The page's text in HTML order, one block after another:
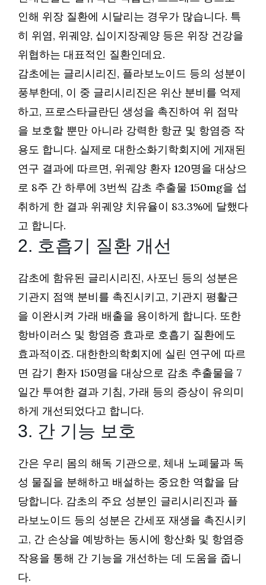
인해 위장 질환에 시달리는 경우가 많습니다. 특
히 위염, 위궤양, 십이지장궤양 등은 위장 건강을
위협하는 대표적인 질환인데요.
감초에는 글리시리진, 플라보노이드 등의 성분이
풍부한데, 이 중 글리시리진은 위산 분비를 억제
하고, 프로스타글란딘 생성을 촉진하여 위 점막
을 보호할 뿐만 아니라 강력한 항균 및 항염증 작
용도 합니다. 실제로 대한소화기학회지에 게재된
연구 결과에 따르면, 위궤양 환자 120명을 대상으
로 8주 간 하루에 3번씩 감초 추출물 150mg을 섭
취하게 한 결과 위궤양 치유율이 83.3%에 달했다
고 합니다.
2. 호흡기 질환 개선
감초에 함유된 글리시리진, 사포닌 등의 성분은
기관지 점액 분비를 촉진시키고, 기관지 평활근
을 이완시켜 가래 배출을 용이하게 합니다. 또한
항바이러스 및 항염증 효과로 호흡기 질환에도
효과적이죠. 대한한의학회지에 실린 연구에 따르
면 감기 환자 150명을 대상으로 감초 추출물을 7
일간 투여한 결과 기침, 가래 등의 증상이 유의미
하게 개선되었다고 합니다.
3. 간 기능 보호
간은 우리 몸의 해독 기관으로, 체내 노폐물과 독
성 물질을 분해하고 배설하는 중요한 역할을 담
당합니다. 감초의 주요 성분인 글리시리진과 플
라보노이드 등의 성분은 간세포 재생을 촉진시키
고, 간 손상을 예방하는 동시에 항산화 및 항염증
작용을 통해 간 기능을 개선하는 데 도움을 줍니
다.